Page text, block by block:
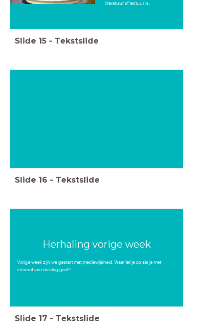
literatuur of lectuur is.
Slide 15 - Tekstslide
Slide 16 - Tekstslide
Herhaling vorige week
Vorige week zijn we gestart met mediawijsheid. Waar let je op als je met
internet aan de slag gaat?
Slide 17 - Tekstslide